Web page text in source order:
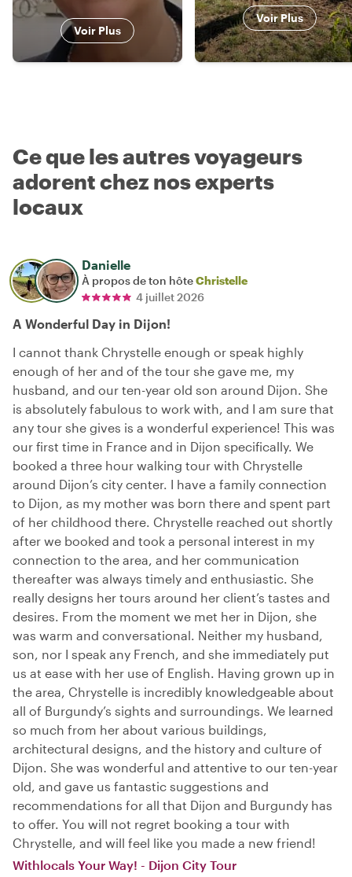
Voir Plus
Voir Plus
Ce que les autres voyageurs
adorent chez nos experts
locaux
Danielle
À propos de ton hôteChristelle
4 juillet 2026
A Wonderful Day in Dijon!
I cannot thank Chrystelle enough or speak highly
enough of her and of the tour she gave me, my
husband, and our ten-year old son around Dijon. She
is absolutely fabulous to work with, and I am sure that
any tour she gives is a wonderful experience! This was
our first time in France and in Dijon specifically. We
booked a three hour walking tour with Chrystelle
around Dijon’s city center. I have a family connection
to Dijon, as my mother was born there and spent part
of her childhood there. Chrystelle reached out shortly
after we booked and took a personal interest in my
connection to the area, and her communication
thereafter was always timely and enthusiastic. She
really designs her tours around her client’s tastes and
desires. From the moment we met her in Dijon, she
was warm and conversational. Neither my husband,
son, nor I speak any French, and she immediately put
us at ease with her use of English. Having grown up in
the area, Chrystelle is incredibly knowledgeable about
all of Burgundy’s sights and surroundings. We learned
so much from her about various buildings,
architectural designs, and the history and culture of
Dijon. She was wonderful and attentive to our ten-year
old, and gave us fantastic suggestions and
recommendations for all that Dijon and Burgundy has
to offer. You will not regret booking a tour with
Chrystelle, and will feel like you made a new friend!
Withlocals Your Way! - Dijon City Tour